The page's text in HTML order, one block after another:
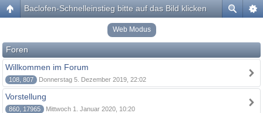
Baclofen-Schnelleinstieg bitte auf das Bild klicken
Web Modus
Foren
Willkommen im Forum
108, 807 Donnerstag 5. Dezember 2019, 22:02
Vorstellung
860, 17965 Mittwoch 1. Januar 2020, 10:20